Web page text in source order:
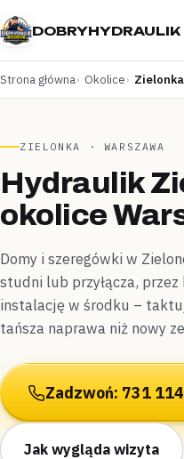
DOBRYHYDRAULIK
Strona główna Okolice Zielonka
ZIELONKA · WARSZAWA
Hydraulik
okolice
Domy i szeregówki w
studni lub przyłącza,
instalację w środku –
tańsza naprawa niż nowy
Zadzwoń: 731
Jak wygląda wizyta